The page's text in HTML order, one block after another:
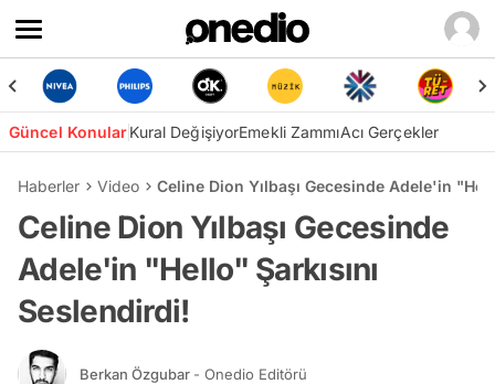
Güncel KonularKural DeğişiyorEmekli ZammıAcı Gerçekler
Haberler Video Celine Dion Yılbaşı Gecesinde Adele'in
Celine Dion Yılbaşı Gecesinde
Adele'in "Hello" Şarkısını
Seslendirdi!
Berkan Özgubar - Onedio Editörü